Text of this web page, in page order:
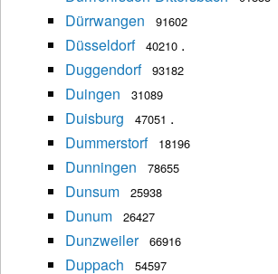
Dürrwangen 91602
Düsseldorf 40210 .
Duggendorf
93182
Duingen 31089
Duisburg 47051 .
Dummerstorf
18196
Dunningen 78655
Dunsum 25938
Dunum 26427
Dunzweiler 66916
Duppach 54597